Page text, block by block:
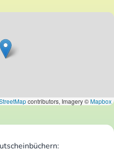
contributors, Imagery ©Mapbox